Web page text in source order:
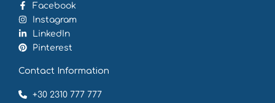
Facebook
Instagram
LinkedIn
Pinterest
Contact Information
+30 2310 777 777